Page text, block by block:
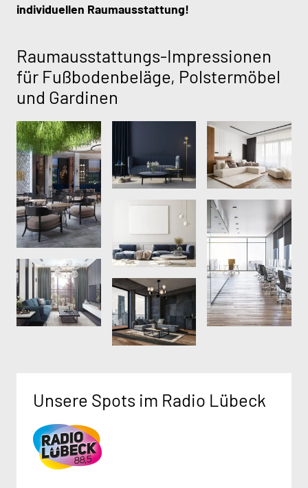
individuellen Raumausstattung!
Raumausstattungs-Impressionen
für Fußbodenbeläge, Polstermöbel
und Gardinen
Unsere Spots im Radio Lübeck